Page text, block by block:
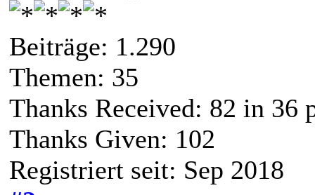
Beiträge: 1.290
Themen: 35
Thanks Received: 82 in 36
Thanks Given: 102
Registriert seit: Sep 2018